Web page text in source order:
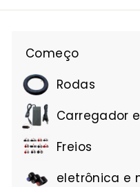
Começo
Rodas
Carregador
Freios
eletrônica e